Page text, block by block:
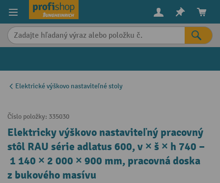
content
Elektrické výškovo nastaviteľné stoly
Číslo položky: 335030
Elektricky výškovo nastaviteľný pracovný
stôl RAU série adlatus 600, v × š × h 740 –
1 140 × 2 000 × 900 mm, pracovná doska
z bukového masívu